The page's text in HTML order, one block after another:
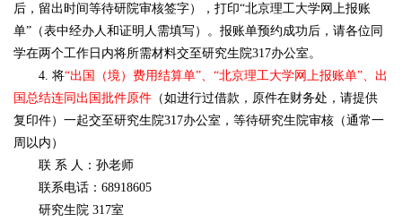
后，留出时间等待研院审核签字），打印“北京理工大学网上报账
单”（表中经办人和证明人需填写）。报账单预约成功后，请各位同
学在两个工作日内将所需材料交至研究生院317办公室。
4. 将“出国（境）费用结算单”、“北京理工大学网上报账单”、出
国总结连同出国批件原件 （如进行过借款，原件在财务处，请提供
复印件）一起交至研究生院317办公室，等待研究生院审核（通常一
周以内）
联 系 人：孙老师
联系电话：68918605
研究生院 317室